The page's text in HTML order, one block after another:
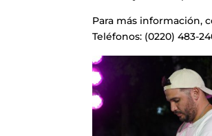
Para más información,
Teléfonos: (0220) 483-